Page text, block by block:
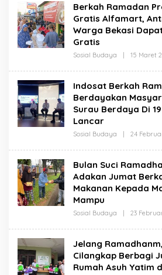
Berkah Ramadan
Gratis Alfamart,
Warga Bekasi
Gratis
Sosial Budaya | 15 Maret
Indosat Berkah
Berdayakan
Surau Berdaya Di
Lancar
Sosial Budaya | 24
Bulan Suci
Adakan Jumat
Makanan Kepada
Mampu
Sosial Budaya | 23
Jelang
Cilangkap Berbagi
Rumah Asuh Yatim